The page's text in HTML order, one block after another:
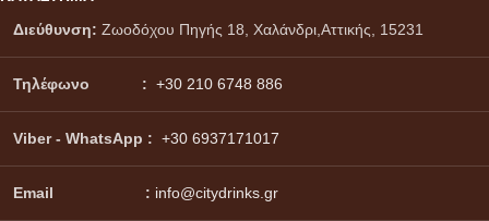
Διεύθυνση: Ζωοδόχου Πηγής 18, Χαλάνδρι,Αττικής, 15231
Τηλέφωνο : +30 210 6748 886
Viber - WhatsApp : +30 6937171017
Email : info@citydrinks.gr